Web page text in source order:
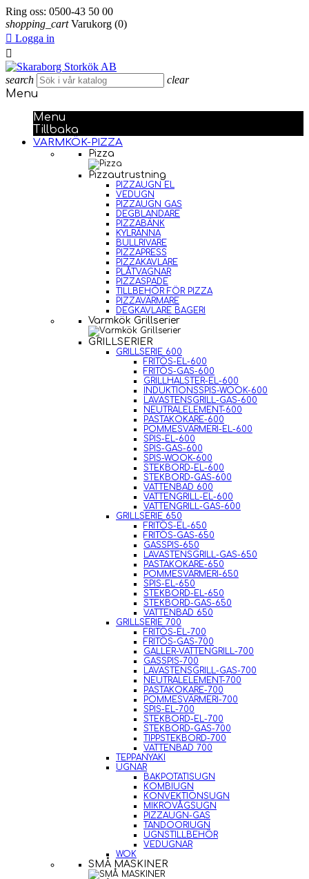
Ring oss: 0500-43 50 00
shopping_cart Varukorg (0)
 Logga in

search clear
Menu
Menu
Tillbaka
VARMKÖK-PIZZA
Pizza
Pizzautrustning
PIZZAUGN EL
VEDUGN
PIZZAUGN GAS
DEGBLANDARE
PIZZABÄNK
KYLRÄNNA
BULLRIVARE
PIZZAPRESS
PIZZAKAVLARE
PLÅTVAGNAR
PIZZASPADE
TILLBEHÖR FÖR PIZZA
PIZZAVÄRMARE
DEGKAVLARE BAGERI
Varmkök Grillserier
GRILLSERIER
GRILLSERIE 600
FRITÖS-EL-600
FRITÖS-GAS-600
GRILLHALSTER-EL-600
INDUKTIONSSPIS-WOOK-600
LAVASTENSGRILL-GAS-600
NEUTRALELEMENT-600
PASTAKOKARE-600
POMMESVÄRMERI-EL-600
SPIS-EL-600
SPIS-GAS-600
SPIS-WOOK-600
STEKBORD-EL-600
STEKBORD-GAS-600
VATTENBAD 600
VATTENGRILL-EL-600
VATTENGRILL-GAS-600
GRILLSERIE 650
FRITÖS-EL-650
FRITÖS-GAS-650
GASSPIS-650
LAVASTENSGRILL-GAS-650
PASTAKOKARE-650
POMMESVÄRMERI-650
SPIS-EL-650
STEKBORD-EL-650
STEKBORD-GAS-650
VATTENBAD 650
GRILLSERIE 700
FRITÖS-EL-700
FRITÖS-GAS-700
GALLER-VATTENGRILL-700
GASSPIS-700
LAVASTENSGRILL-GAS-700
NEUTRALELEMENT-700
PASTAKOKARE-700
POMMESVÄRMERI-700
SPIS-EL-700
STEKBORD-EL-700
STEKBORD-GAS-700
TIPPSTEKBORD-700
VATTENBAD 700
TEPPANYAKI
UGNAR
BAKPOTATISUGN
KOMBIUGN
KONVEKTIONSUGN
MIKROVÅGSUGN
PIZZAUGN-GAS
TANDOORIUGN
UGNSTILLBEHÖR
VEDUGNAR
WOK
SMÅ MASKINER